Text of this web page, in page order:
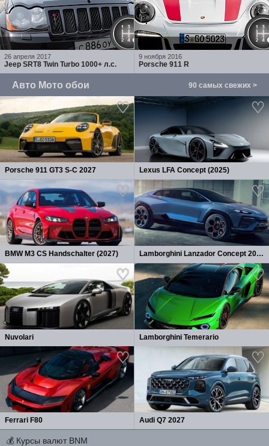
26 апреля 2017
Jeep SRT8 Twin Turbo 1000+ л.с.
9 ноября 2016
Porsche 911 R
Авто Мото обои 90 самых свежих >
Porsche 911 GT3 S-C 2027 Lexus LFA Concept (2025)
BMW M3 CS Handschalter (2027) Lamborghini Lanzador Concept 2026
Nuvolari Lamborghini Temerario
Ferrari F80 Audi Q7 2027
💰 Курсы валют BNM